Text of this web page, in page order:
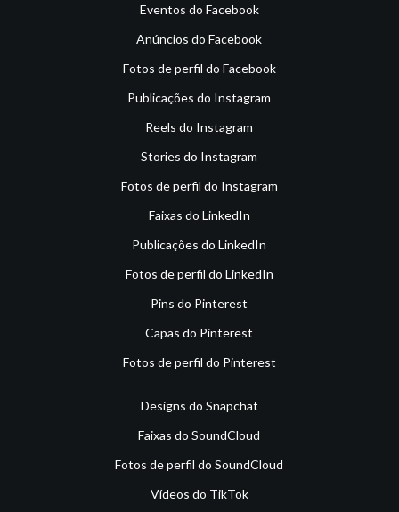
Eventos do Facebook
Anúncios do Facebook
Fotos de perfil do Facebook
Publicações do Instagram
Reels do Instagram
Stories do Instagram
Fotos de perfil do Instagram
Faixas do LinkedIn
Publicações do LinkedIn
Fotos de perfil do LinkedIn
Pins do Pinterest
Capas do Pinterest
Fotos de perfil do Pinterest
Designs do Snapchat
Faixas do SoundCloud
Fotos de perfil do SoundCloud
Vídeos do TikTok